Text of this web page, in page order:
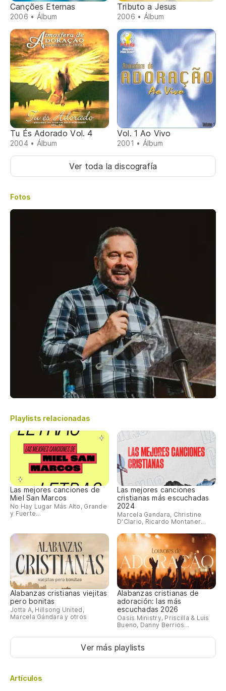
Canções Eternas
2006 • Álbum
Tributo a Jesus
2006 • Álbum
Tu És Adorado Vol. 4
2004 • Álbum
Vol. 1 Ao Vivo
2001 • Álbum
Ver toda la discografía
Fotos
Playlists relacionadas
Las mejores canciones de
Miel San Marcos
No Hay Lugar Más Alto, Grande
y Fuerte...
Las mejores canciones
cristianas más escuchadas
2024
Marcela Gandara, Christine
D'Clario, Ricardo Montaner...
Alabanzas cristianas viejitas
pero bonitas
Jotta A, Hillsong United,
Marcela Gándara y otros
Alabanzas cristianas de
adoración: las más
escuchadas 2026
Oasis Ministry, Priscilla & Luis
Bueno, Danny Berrios...
Ver más playlists
Artículos